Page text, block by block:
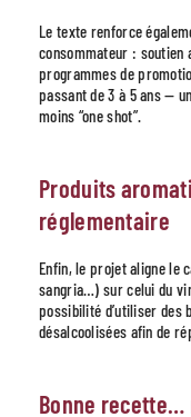
Le texte renforce
consommateur : soutien
programmes de
passant de 3 à 5 ans —
moins “one shot”.
Produits
réglementaire
Enfin, le projet aligne le
sangria…) sur celui du
possibilité d’utiliser des
désalcoolisées afin de
Bonne